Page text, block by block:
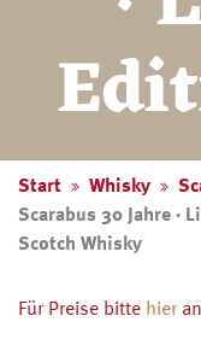
Start Whisky
Scarabus 30 Jahre ·
Scotch Whisky
Für Preise bitte hier